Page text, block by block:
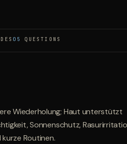
05 QUESTIONS
Wiederholung; Haut unterstützt
Sonnenschutz,
Routinen.